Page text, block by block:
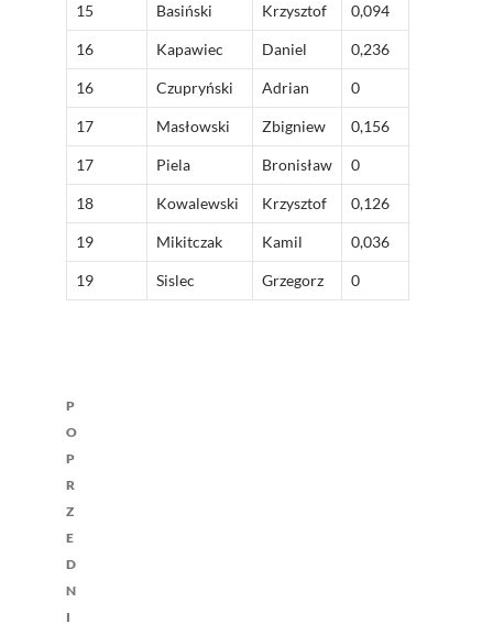
15 Basiński Krzysztof 0,094
16 Kapawiec Daniel 0,236
16 Czupryński Adrian 0
17 Masłowski Zbigniew 0,156
17 Piela Bronisław 0
18 Kowalewski Krzysztof 0,126
19 Mikitczak Kamil 0,036
19 Sislec Grzegorz 0
Nawigacja
wpisu
P
O
P
R
Z
E
D
N
I